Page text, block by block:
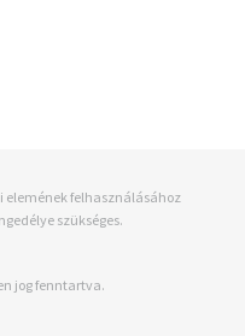
felhasználásához
szükséges.
jog fenntartva.